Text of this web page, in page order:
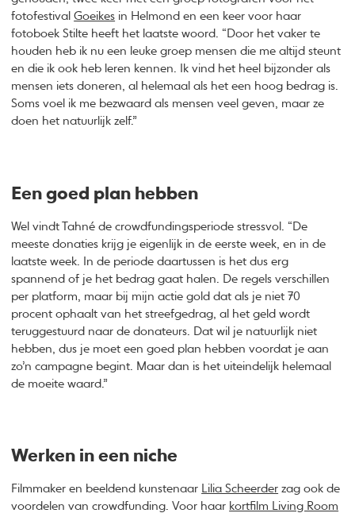
fotofestivalGoeikes in Helmond en een keer voor haar
fotoboek Stilte heeft het laatste woord. “Door het vaker te
houden heb ik nu een leuke groep mensen die me altijd steunt
en die ik ook heb leren kennen. Ik vind het heel bijzonder als
mensen iets doneren, al helemaal als het een hoog bedrag is.
Soms voel ik me bezwaard als mensen veel geven, maar ze
doen het natuurlijk zelf.”
Een goed plan hebben
Wel vindt Tahné de crowdfundingsperiode stressvol. “De
meeste donaties krijg je eigenlijk in de eerste week, en in de
laatste week. In de periode daartussen is het dus erg
spannend of je het bedrag gaat halen. De regels verschillen
per platform, maar bij mijn actie gold dat als je niet 70
procent ophaalt van het streefgedrag, al het geld wordt
teruggestuurd naar de donateurs. Dat wil je natuurlijk niet
hebben, dus je moet een goed plan hebben voordat je aan
zo’n campagne begint. Maar dan is het uiteindelijk helemaal
de moeite waard.”
Werken in een niche
Filmmaker en beeldend kunstenaar Lilia Scheerder zag ook de
voordelen van crowdfunding. Voor haar kortfilm Living Room